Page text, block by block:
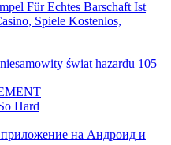
Für Echtes Barschaft Ist
Spiele Kostenlos,
świat hazardu 105
Hard
на Андроид и